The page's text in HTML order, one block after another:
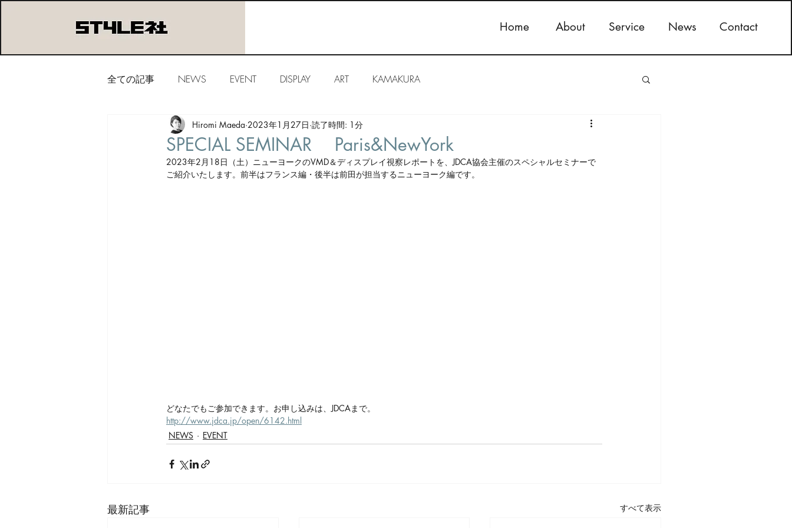
Home About Service News Contact
全ての記事 NEWS EVENT DISPLAY ART KAMAKURA
SPECIAL SEMINAR Paris&NewYork
Hiromi Maeda 2023年1月27日 読了時間: 1分
2023年2月18日（土）ニューヨークのVMD＆ディスプレイ視察レポートを、JDCA協会主催のスペシャルセミナーで
ご紹介いたします。前半はフランス編・後半は前田が担当するニューヨーク編です。
どなたでもご参加できます。お申し込みは、JDCAまで。
http://www.jdca.jp/open/6142.html
NEWS
EVENT
最新記事 すべて表示